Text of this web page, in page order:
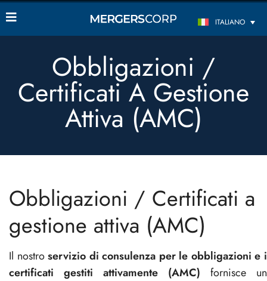
ITALIANO
Obbligazioni /
Certificati A Gestione
Attiva (AMC)
Obbligazioni / Certificati a
gestione attiva (AMC)
Il nostroservizio di consulenza per le obbligazioni e i
certificati gestiti attivamente (AMC) fornisce un